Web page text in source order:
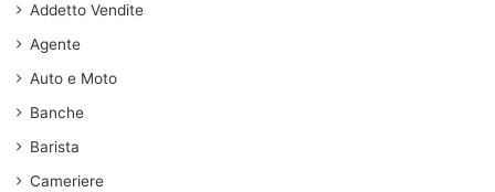
Addetto Vendite
Agente
Auto e Moto
Banche
Barista
Cameriere